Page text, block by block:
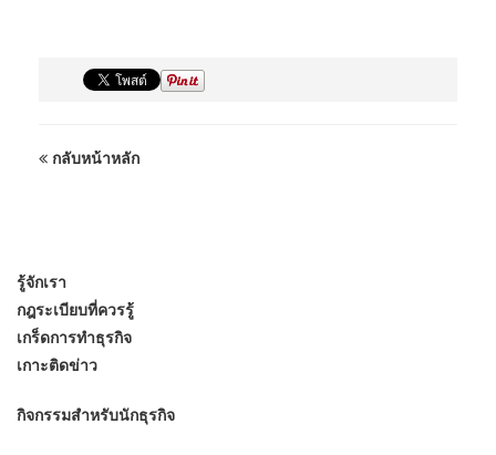
กลับหน้าหลัก
รู้จักเรา
กฎระเบียบที่ควรรู้
เกร็ดการทำธุรกิจ
เกาะติดข่าว
กิจกรรมสำหรับนักธุรกิจ